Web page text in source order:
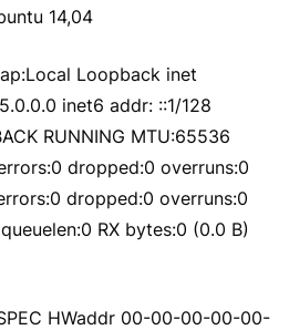
14,04
Loopback inet
inet6 addr: ::1/128
RUNNING MTU:65536
dropped:0 overruns:0
dropped:0 overruns:0
RX bytes:0 (0.0 B)
HWaddr 00-00-00-00-00-